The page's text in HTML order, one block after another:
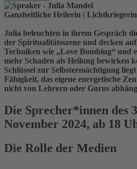
Ganzheitliche Heilerin | Lichtkriegerin
Julia beleuchten in ihrem Gespräch
der Spiritualitätsszene und decken
Techniken wie „Love Bombing“ und
mehr Schaden als Heilung bewirken
Schlüssel zur Selbstermächtigung
Fähigkeit, das eigene energetische
nicht von Lehrern oder Gurus
Die Sprecher*innen des
November 2024, ab 18
Die Rolle der Medien